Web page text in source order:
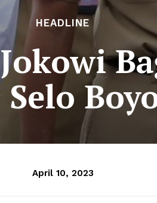
HEADLINE
Selo
April 10, 2023